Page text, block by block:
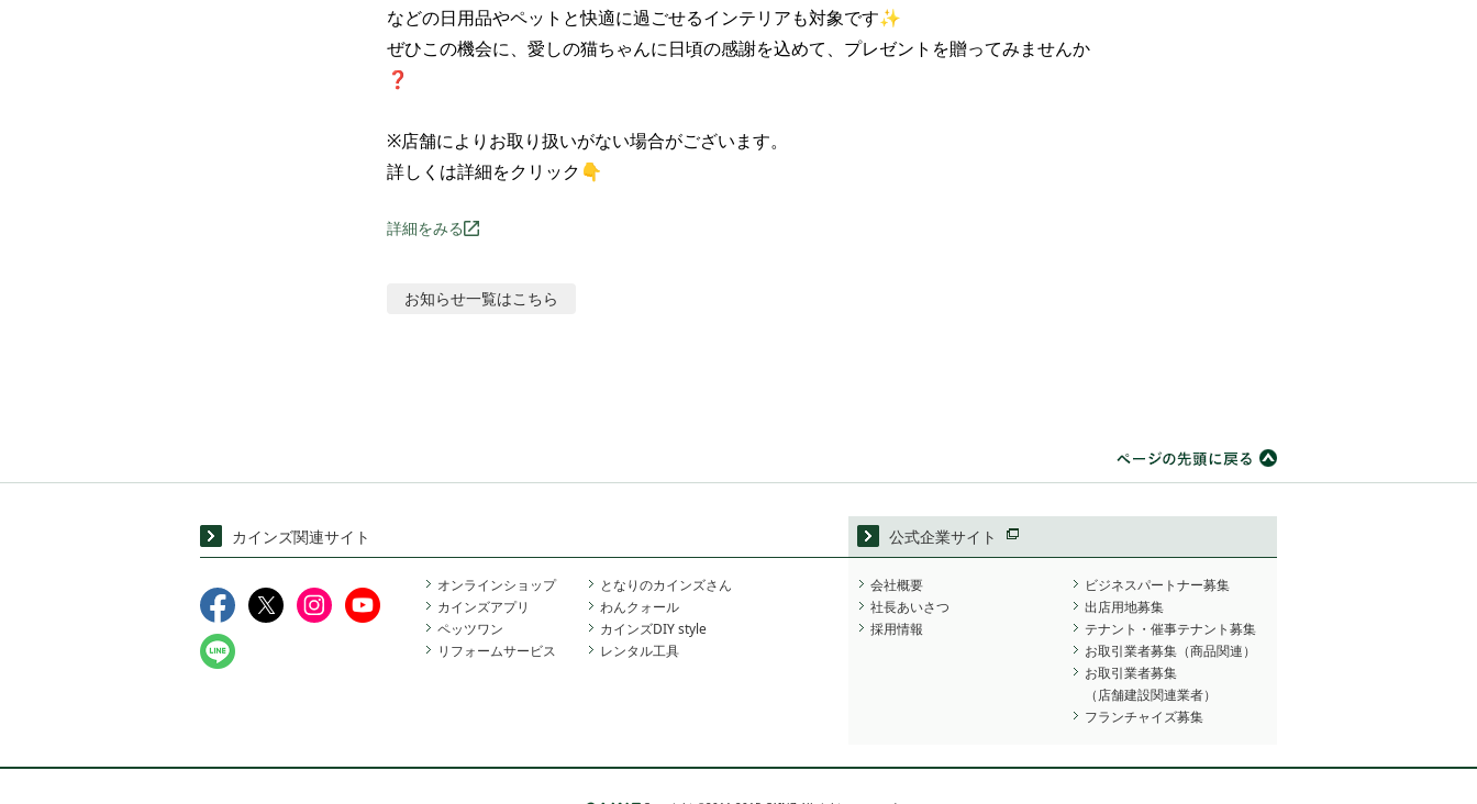
などの日用品やペットと快適に過ごせるインテリアも対象です✨
ぜひこの機会に、愛しの猫ちゃんに日頃の感謝を込めて、プレゼントを贈ってみませんか
❓
※店舗によりお取り扱いがない場合がございます。
詳しくは詳細をクリック👇
詳細をみる
お知らせ一覧はこちら
カインズ関連サイト
オンラインショップ
カインズアプリ
ペッツワン
リフォームサービス
となりのカインズさん
わんクォール
カインズDIY style
レンタル工具
公式企業サイト
会社概要
社長あいさつ
採用情報
ビジネスパートナー募集
出店用地募集
テナント・催事テナント募集
お取引業者募集（商品関連）
お取引業者募集
（店舗建設関連業者）
フランチャイズ募集